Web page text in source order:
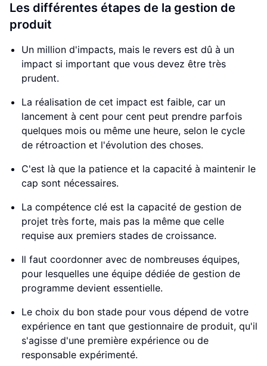
Les différentes étapes de la gestion de
produit
Un million d'impacts, mais le revers est dû à un
impact si important que vous devez être très
prudent.
La réalisation de cet impact est faible, car un
lancement à cent pour cent peut prendre parfois
quelques mois ou même une heure, selon le cycle
de rétroaction et l'évolution des choses.
C'est là que la patience et la capacité à maintenir le
cap sont nécessaires.
La compétence clé est la capacité de gestion de
projet très forte, mais pas la même que celle
requise aux premiers stades de croissance.
Il faut coordonner avec de nombreuses équipes,
pour lesquelles une équipe dédiée de gestion de
programme devient essentielle.
Le choix du bon stade pour vous dépend de votre
expérience en tant que gestionnaire de produit, qu'il
s'agisse d'une première expérience ou de
responsable expérimenté.